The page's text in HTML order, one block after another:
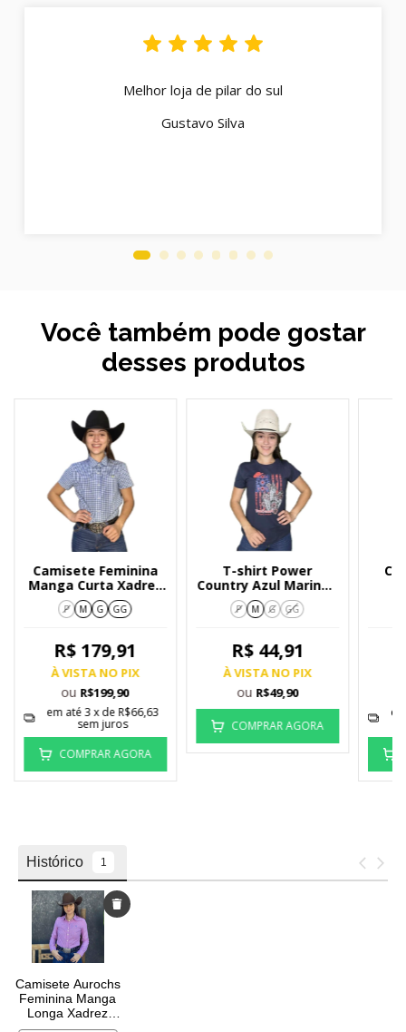
Melhor loja de pilar do sul
Gustavo Silva
Você também pode gostar
desses produtos
Camisete Feminina
Manga Curta Xadrez
Medio Azul 212/2
P M G GG
R$ 179,91
À VISTA NO PIX
ou R$199,90
em até3x de R$66,63
sem juros
COMPRAR AGORA
T-shirt Power
Country Azul Marinho
Cacto
P M G GG
R$ 44,91
À VISTA NO PIX
ou R$49,90
COMPRAR AGORA